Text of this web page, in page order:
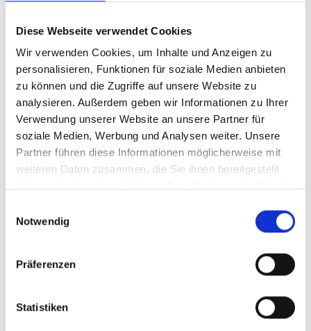
Diese Webseite verwendet Cookies
Wir verwenden Cookies, um Inhalte und Anzeigen zu
personalisieren, Funktionen für soziale Medien anbieten
zu können und die Zugriffe auf unsere Website zu
analysieren. Außerdem geben wir Informationen zu Ihrer
Verwendung unserer Website an unsere Partner für
soziale Medien, Werbung und Analysen weiter. Unsere
Partner führen diese Informationen möglicherweise mit
weiteren Daten zusammen, die Sie ihnen bereitgestellt
Notwendig
Präferenzen
Statistiken
WEINGUT REBHOF
Tel.+39 335 5927008